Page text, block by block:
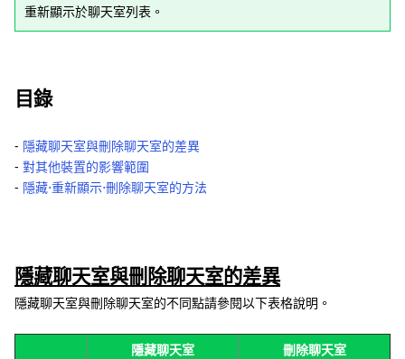
重新顯示於聊天室列表。
目錄
‐ 隱藏聊天室與刪除聊天室的差異
‐ 對其他裝置的影響範圍
‐ 隱藏⋅重新顯示⋅刪除聊天室的方法
隱藏聊天室與刪除聊天室的差異
隱藏聊天室與刪除聊天室的不同點請參閱以下表格說明。
隱藏聊天室 刪除聊天室